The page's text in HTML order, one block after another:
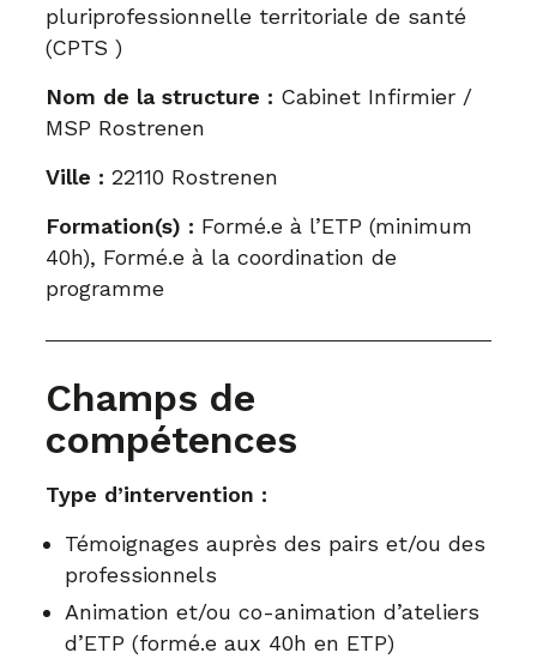
pluriprofessionnelle territoriale de santé
(CPTS )
Nom de la structure : Cabinet Infirmier /
MSP Rostrenen
Ville : 22110 Rostrenen
Formation(s) : Formé.e à l’ETP (minimum
40h), Formé.e à la coordination de
programme
Champs de
compétences
Type d’intervention :
Témoignages auprès des pairs et/ou des
professionnels
Animation et/ou co-animation d’ateliers
d’ETP (formé.e aux 40h en ETP)